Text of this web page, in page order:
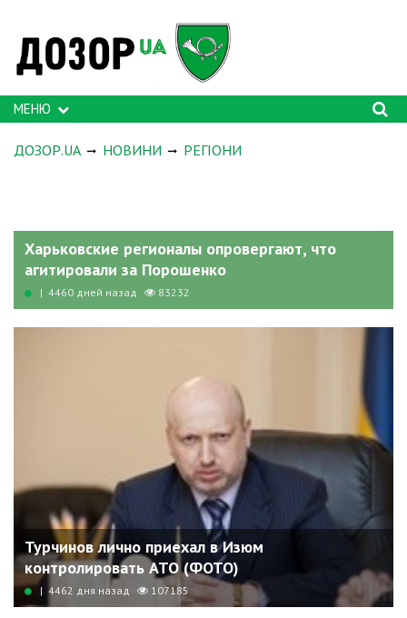
МЕНЮ
ДОЗОР.UA НОВИНИ РЕГІОНИ
Харьковские регионалы опровергают, что
агитировали за Порошенко
| 4460 дней назад 83232
Турчинов лично приехал в Изюм
контролировать АТО (ФОТО)
| 4462 дня назад 107185